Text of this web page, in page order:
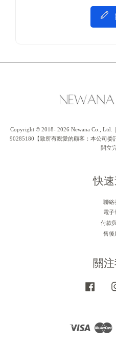
Copyright © 2018- 2026 Newana Co., Ltd.
90285180【致所有親愛的顧客：本公司
開立
快
聯絡
電子
付款
售後
關
Visa